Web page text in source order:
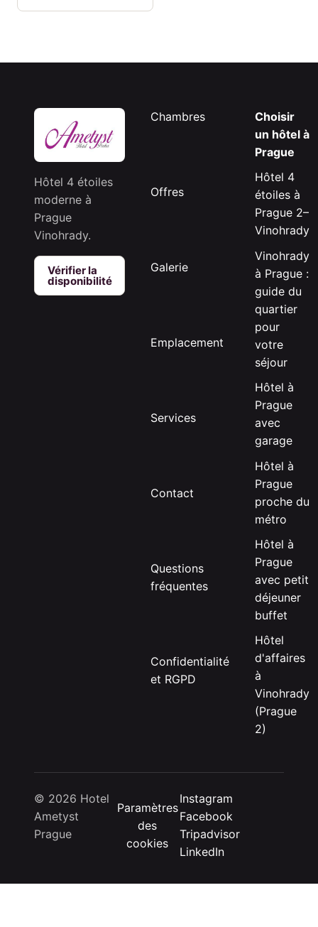
Hôtel 4 étoiles
moderne à
Prague
Vinohrady.
Vérifier la
disponibilité
Chambres
Offres
Galerie
Emplacement
Services
Contact
Questions
fréquentes
Confidentialité
et RGPD
Choisir
un hôtel à
Prague
Hôtel 4
étoiles à
Prague 2–
Vinohrady
Vinohrady
à Prague :
guide du
quartier
pour
votre
séjour
Hôtel à
Prague
avec
garage
Hôtel à
Prague
proche du
métro
Hôtel à
Prague
avec petit
déjeuner
buffet
Hôtel
d'affaires
à
Vinohrady
(Prague
2)
© 2026 Hotel
Ametyst
Prague
Paramètres
des
cookies
Instagram
Facebook
Tripadvisor
LinkedIn